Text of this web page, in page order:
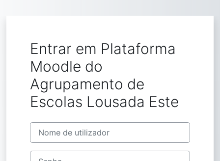
Entrar em Plataforma
Moodle do
Agrupamento de
Escolas Lousada Este
Nome de utilizador
Senha